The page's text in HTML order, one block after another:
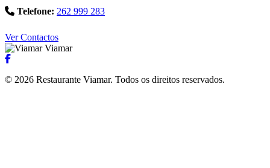
Telefone: 262 999 283
Ver Contactos
Viamar
© 2026 Restaurante Viamar. Todos os direitos reservados.